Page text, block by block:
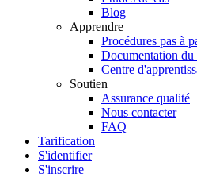
Blog
Apprendre
Procédures pas à
Documentation
Centre
Soutien
Assurance qualité
Nous contacter
FAQ
Tarification
S'identifier
S'inscrire